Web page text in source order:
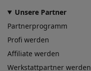
Unsere Partner
Partnerprogramm
Profi werden
Affiliate werden
Werkstattpartner werden